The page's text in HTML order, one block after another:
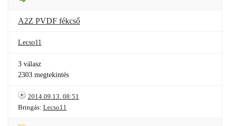
A2Z PVDF fékcső
Lecso11
3 válasz
2303 megtekintés
2014.09.13. 08:51
Bringás: Lecso11